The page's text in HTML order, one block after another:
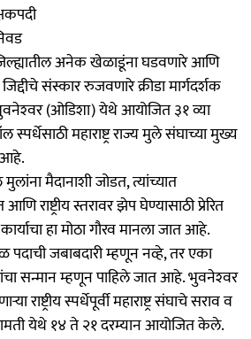
अनेक खेळाडूंना घडवणारे आणि
संस्कार रुजवणारे क्रीडा मार्गदर्शक
(ओडिशा) येथे आयोजित ३१ व्या
स्पर्धेसाठी महाराष्ट्र राज्य मुले संघाच्या मुख्य
आहे.
मुलांना मैदानाशी जोडत, त्यांच्यात
राष्ट्रीय स्तरावर झेप घेण्यासाठी प्रेरित
हा मोठा गौरव मानला जात आहे.
पदाची जबाबदारी म्हणून नव्हे, तर एका
सन्मान म्हणून पाहिले जात आहे. भुवनेश्‍वर
राष्ट्रीय स्पर्धेपूर्वी महाराष्ट्र संघाचे सराव व
येथे १४ ते २१ दरम्यान आयोजित केले.